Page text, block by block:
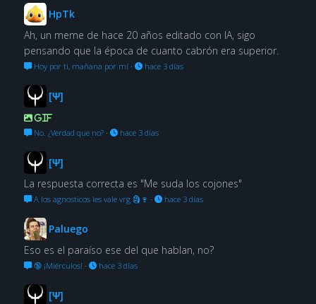
HpTk
Ah, un meme de hace 20 años editado con IA, sigo
pensando que la época de cuanto cabrón era superior.
Hoy por ti, mañana por mí· hace 3 días
[Ψ]
GIF
No. ¿Verdad que no?· hace 3 días
[Ψ]
La respuesta correcta es "Me suda los cojones"
A los agnosticos les vale vrg 🗿🍷 · hace 3 días
Paluego
Eso es el paraíso ese del que hablan, no?
🔞 ¡Miérculos! · hace 3 días
[Ψ]